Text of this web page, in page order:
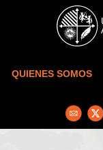
Skip to main content
QUIENES SOMOS